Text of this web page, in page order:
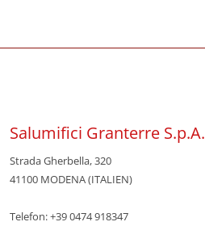
Salumifici Granterre S.p.A.
Strada Gherbella, 320
41100 MODENA (ITALIEN)
Telefon: +39 0474 918347